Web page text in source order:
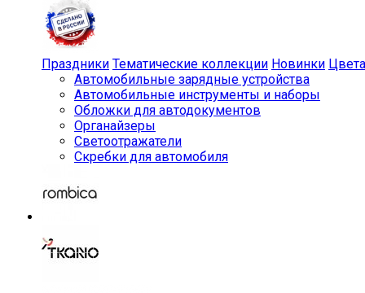
Праздники Тематические коллекции Новинки Цвета
Автомобильные зарядные устройства
Автомобильные инструменты и наборы
Обложки для автодокументов
Органайзеры
Светоотражатели
Скребки для автомобиля